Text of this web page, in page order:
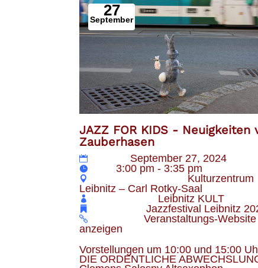
27
September
JAZZ FOR KIDS - Neuigkeiten
Zauberhasen
September 27, 2024
3:00 pm - 3:35 pm
Veranstaltungsort
Kulturzentrum
Leibnitz – Carl Rotky-Saal
Leibnitz KULT
Jazzfestival Leibnitz
Veranstaltungs-Website
anzeigen
Vorstellungen um 10:00 und 15:00
DIE ORDENTLICHE